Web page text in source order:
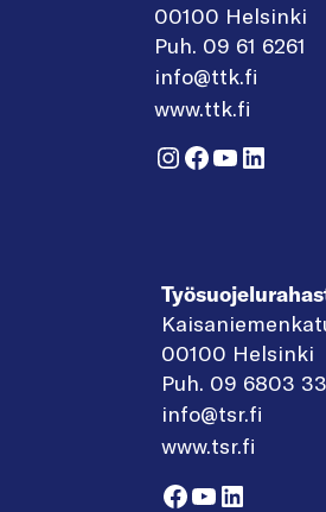
00100 Helsinki
Puh. 09 61 6261
info@ttk.fi
www.ttk.fi
Instagram
Facebook
YouTube
00100 Helsinki
Puh. 09 6803
info@tsr.fi
www.tsr.fi
Facebook
YouTube
LinkedIn